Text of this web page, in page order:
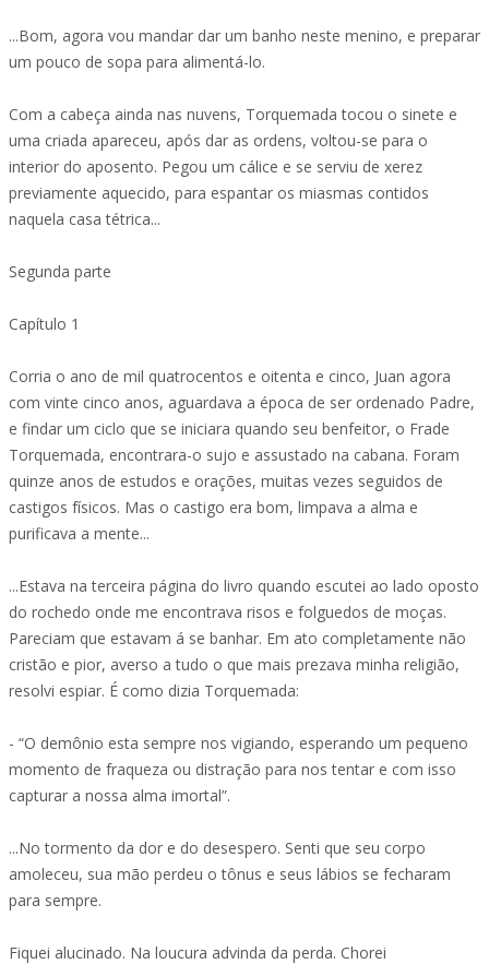
...Bom, agora vou mandar dar um banho neste menino, e preparar
um pouco de sopa para alimentá-lo.
Com a cabeça ainda nas nuvens, Torquemada tocou o sinete e
uma criada apareceu, após dar as ordens, voltou-se para o
interior do aposento. Pegou um cálice e se serviu de xerez
previamente aquecido, para espantar os miasmas contidos
naquela casa tétrica...
Segunda parte
Capítulo 1
Corria o ano de mil quatrocentos e oitenta e cinco, Juan agora
com vinte cinco anos, aguardava a época de ser ordenado Padre,
e findar um ciclo que se iniciara quando seu benfeitor, o Frade
Torquemada, encontrara-o sujo e assustado na cabana. Foram
quinze anos de estudos e orações, muitas vezes seguidos de
castigos físicos. Mas o castigo era bom, limpava a alma e
purificava a mente...
...Estava na terceira página do livro quando escutei ao lado oposto
do rochedo onde me encontrava risos e folguedos de moças.
Pareciam que estavam á se banhar. Em ato completamente não
cristão e pior, averso a tudo o que mais prezava minha religião,
resolvi espiar. É como dizia Torquemada:
- “O demônio esta sempre nos vigiando, esperando um pequeno
momento de fraqueza ou distração para nos tentar e com isso
capturar a nossa alma imortal”.
...No tormento da dor e do desespero. Senti que seu corpo
amoleceu, sua mão perdeu o tônus e seus lábios se fecharam
para sempre.
Fiquei alucinado. Na loucura advinda da perda. Chorei